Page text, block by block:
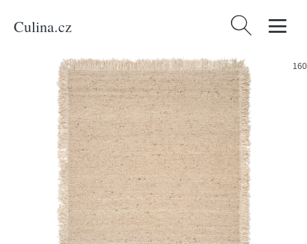
Culina.cz Vyhledávání
Produkty/Bydlení a doplňky/ Jotex Béžový vlněný koberec LIV 160
x 230 cm